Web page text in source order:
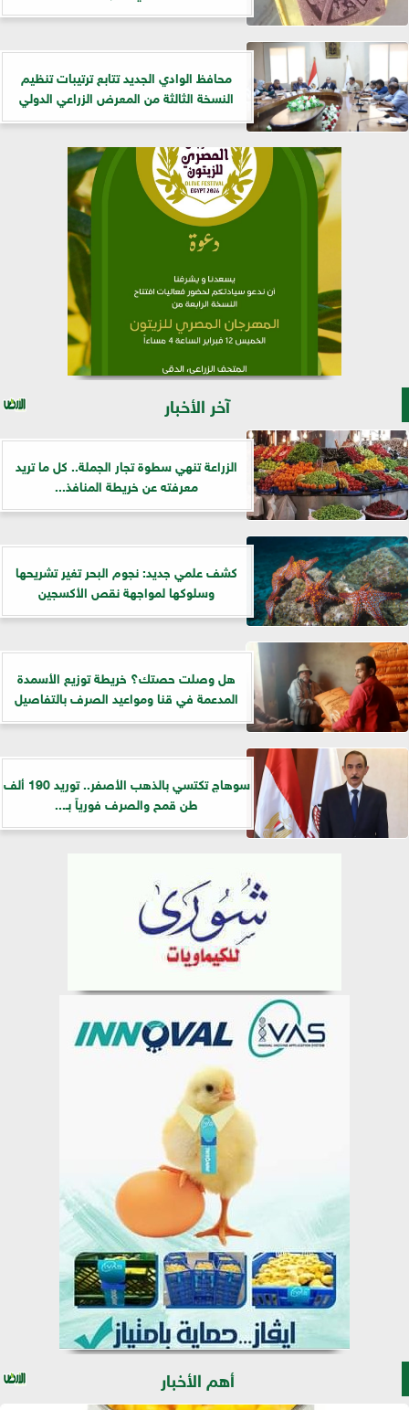
​محافظ الوادي الجديد تتابع ترتيبات تنظيم
النسخة الثالثة من المعرض الزراعي الدولي
آخر الأخبار
الزراعة تنهي سطوة تجار الجملة.. كل ما تريد
معرفته عن خريطة المنافذ...
كشف علمي جديد: نجوم البحر تغير تشريحها
وسلوكها لمواجهة نقص الأكسجين
هل وصلت حصتك؟ خريطة توزيع الأسمدة
المدعمة في قنا ومواعيد الصرف بالتفاصيل
سوهاج تكتسي بالذهب الأصفر.. توريد 190 ألف
طن قمح والصرف فورياً بـ...
أهم الأخبار